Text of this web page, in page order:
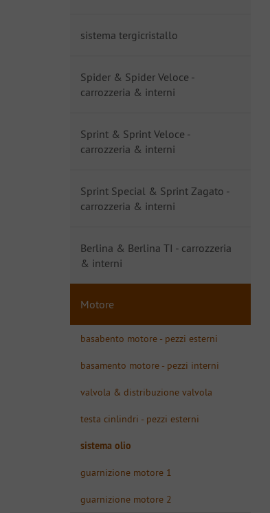
sistema tergicristallo
Spider & Spider Veloce -
carrozzeria & interni
Sprint & Sprint Veloce -
carrozzeria & interni
Sprint Special & Sprint Zagato -
carrozzeria & interni
Berlina & Berlina TI - carrozzeria
& interni
Motore
basabento motore - pezzi esterni
basamento motore - pezzi interni
valvola & distribuzione valvola
testa cinlindri - pezzi esterni
sistema olio
guarnizione motore 1
guarnizione motore 2